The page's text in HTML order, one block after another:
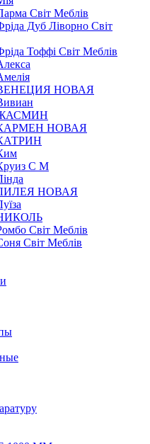
Свiт Меблiв
Дуб Ліворно Світ
Тоффі Світ Меблів
ВЕНЕЦИЯ НОВАЯ
ЖАСМИН
КАРМЕН НОВАЯ
С М
ЛИЛЕЯ НОВАЯ
Світ Меблів
Світ Меблів